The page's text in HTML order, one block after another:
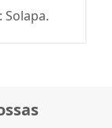
Solapa.